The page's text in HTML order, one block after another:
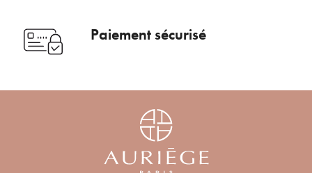
Paiement sécurisé
En renseignant votre adresse e-mail, vous acceptez de recevoir des